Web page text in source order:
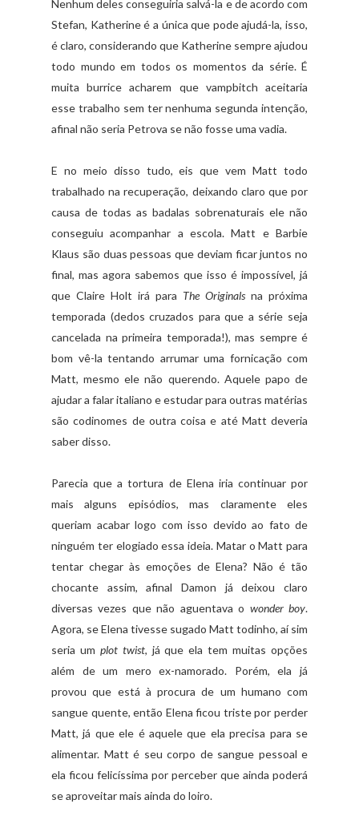
Nenhum deles conseguiria salvá-la e de acordo com
Stefan, Katherine é a única que pode ajudá-la, isso,
é claro, considerando que Katherine sempre ajudou
todo mundo em todos os momentos da série. É
muita burrice acharem que vampbitch aceitaria
esse trabalho sem ter nenhuma segunda intenção,
afinal não seria Petrova se não fosse uma vadia.
E no meio disso tudo, eis que vem Matt todo
trabalhado na recuperação, deixando claro que por
causa de todas as badalas sobrenaturais ele não
conseguiu acompanhar a escola. Matt e Barbie
Klaus são duas pessoas que deviam ficar juntos no
final, mas agora sabemos que isso é impossível, já
que Claire Holt irá para The Originals na próxima
temporada (dedos cruzados para que a série seja
cancelada na primeira temporada!), mas sempre é
bom vê-la tentando arrumar uma fornicação com
Matt, mesmo ele não querendo. Aquele papo de
ajudar a falar italiano e estudar para outras matérias
são codinomes de outra coisa e até Matt deveria
saber disso.
Parecia que a tortura de Elena iria continuar por
mais alguns episódios, mas claramente eles
queriam acabar logo com isso devido ao fato de
ninguém ter elogiado essa ideia. Matar o Matt para
tentar chegar às emoções de Elena? Não é tão
chocante assim, afinal Damon já deixou claro
diversas vezes que não aguentava o wonder boy.
Agora, se Elena tivesse sugado Matt todinho, aí sim
seria um plot twist, já que ela tem muitas opções
além de um mero ex-namorado. Porém, ela já
provou que está à procura de um humano com
sangue quente, então Elena ficou triste por perder
Matt, já que ele é aquele que ela precisa para se
alimentar. Matt é seu corpo de sangue pessoal e
ela ficou felicíssima por perceber que ainda poderá
se aproveitar mais ainda do loiro.